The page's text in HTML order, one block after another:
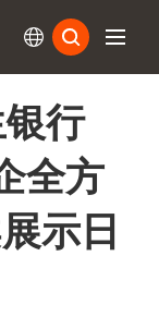
行
全方
示日